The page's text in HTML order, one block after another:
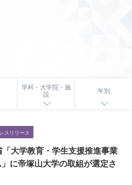
卒業生の方へ
学科・大学院・施
設
年別
スリリース
大学教育・学生支援推進事業
に帝塚山大学の取組が選定さ